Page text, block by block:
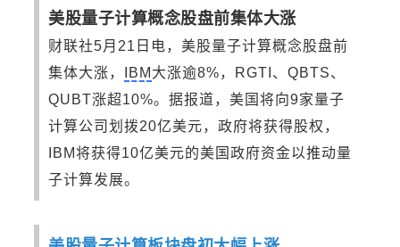
美股量子计算概念股盘前集体大涨
财联社5月21日电，美股量子计算概念股盘前
集体大涨，
IBM 大涨逾8%，RGTI、QBTS、
QUBT涨超10%。据报道，美国将向9家量子
计算公司划拨20亿美元，政府将获得股权，
IBM将获得10亿美元的美国政府资金以推动量
子计算发展。